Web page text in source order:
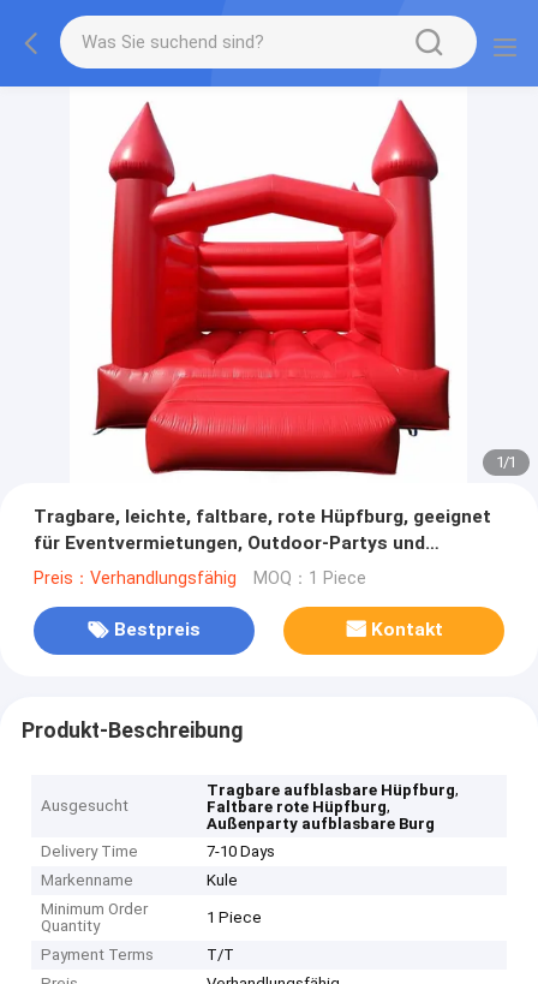
1/1
Tragbare, leichte, faltbare, rote Hüpfburg, geeignet
für Eventvermietungen, Outdoor-Partys und
Kinderspielbereiche
Preis：Verhandlungsfähig MOQ：1 Piece
Bestpreis Kontakt
Produkt-Beschreibung
Ausgesucht
Tragbare aufblasbare Hüpfburg,
Faltbare rote Hüpfburg,
Außenparty aufblasbare Burg
Delivery Time
7-10 Days
Markenname
Kule
Minimum Order
Quantity
1 Piece
Payment Terms
T/T